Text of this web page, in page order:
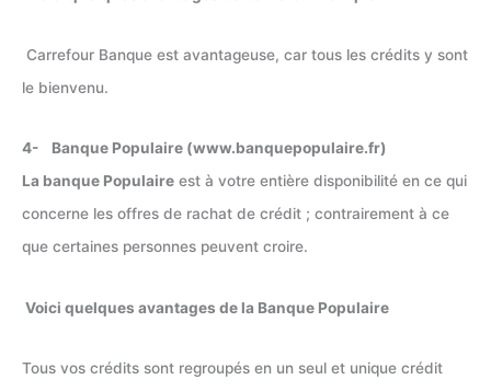
Carrefour Banque est avantageuse, car tous les crédits y sont
le bienvenu.
4- Banque Populaire (www.banquepopulaire.fr)
La banque Populaire est à votre entière disponibilité en ce qui
concerne les offres de rachat de crédit ; contrairement à ce
que certaines personnes peuvent croire.
Voici quelques avantages de la Banque Populaire
Tous vos crédits sont regroupés en un seul et unique crédit